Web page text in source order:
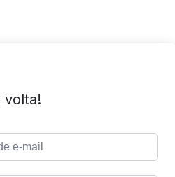
volta!